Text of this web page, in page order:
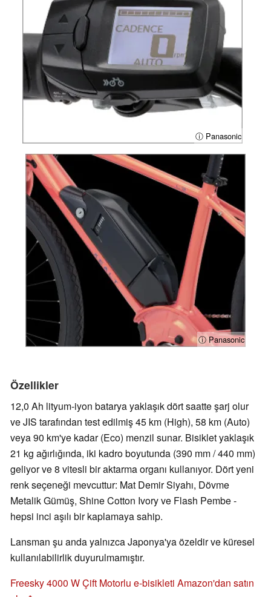
ⓘ Panasonic
ⓘ Panasonic
Özellikler
12,0 Ah lityum-iyon batarya yaklaşık dört saatte şarj olur
ve JIS tarafından test edilmiş 45 km (High), 58 km (Auto)
veya 90 km'ye kadar (Eco) menzil sunar. Bisiklet yaklaşık
21 kg ağırlığında, iki kadro boyutunda (390 mm / 440 mm)
geliyor ve 8 vitesli bir aktarma organı kullanıyor. Dört yeni
renk seçeneği mevcuttur: Mat Demir Siyahı, Dövme
Metalik Gümüş, Shine Cotton Ivory ve Flash Pembe -
hepsi inci aşılı bir kaplamaya sahip.
Lansman şu anda yalnızca Japonya'ya özeldir ve küresel
kullanılabilirlik duyurulmamıştır.
Freesky 4000 W Çift Motorlu e-bisikleti Amazon'dan satın